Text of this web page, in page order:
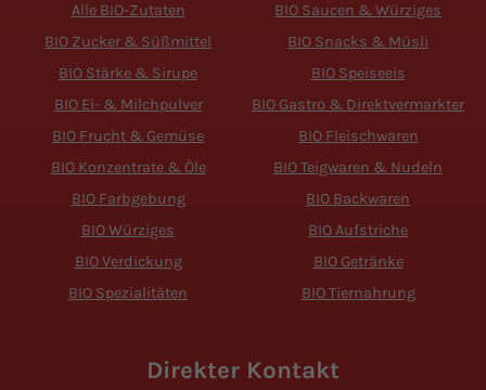
Alle BIO-Zutaten
BIO Zucker & Süßmittel
BIO Stärke & Sirupe
BIO Ei- & Milchpulver
BIO Frucht & Gemüse
BIO Konzentrate & Öle
BIO Farbgebung
BIO Würziges
BIO Verdickung
BIO Spezialitäten
BIO Saucen & Würziges
BIO Snacks & Müsli
BIO Speiseeis
BIO Gastro & Direktvermarkter
BIO Fleischwaren
BIO Teigwaren & Nudeln
BIO Backwaren
BIO Aufstriche
BIO Getränke
BIO Tiernahrung
Direkter Kontakt